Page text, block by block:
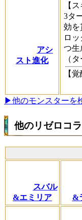
アシ
スト進化
【
3タ
効を
ロ
つ生
（
【
▶他のモンスターを
他のリゼロコ
スバル
&エミリア
&